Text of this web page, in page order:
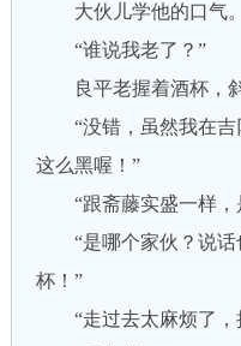
大伙儿学他的口气。
“谁说我老了？”
良平老握着酒杯，斜
“没错，虽然我在吉
这么黑喔！”
“跟斋藤实盛一样，
“是哪个家伙？说话
杯！”
“走过去太麻烦了，